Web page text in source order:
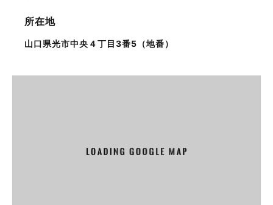
所在地
山口県光市中央４丁目3番5（地番）